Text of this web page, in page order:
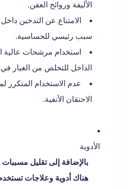
الأليفة وروائح العفن.
الامتناع عن التدخين
سبب رئيسي للحساسية.
استخدام مرشحات عالية
الداخل للتخلص من الغبار
عدم الاستخدام المتكرر
الاحتقان الأنفية.
الأدوية
بالإضافة إلى تقليل
هناك أدوية وعلاجات